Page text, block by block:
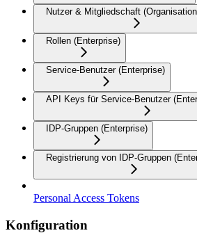
Nutzer & Mitgliedschaft
Rollen (Enterprise)
Service-Benutzer (Enterprise)
API Keys für Service-Benutzer
IDP-Gruppen (Enterprise)
Registrierung von IDP-Gruppen
Personal Access Tokens
Konfiguration